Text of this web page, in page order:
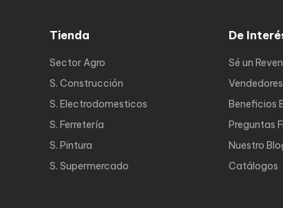
Tienda
Sector Agro
S. Construcción
S. Electrodomesticos
S. Ferretería
S. Pintura
S. Supermercado
De
Sé un
Vendedores
Beneficios
Preguntas
Nuestro
Catálogos